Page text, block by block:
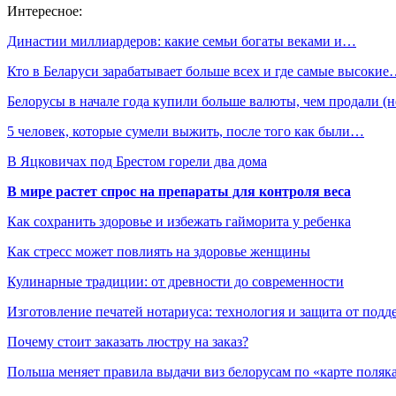
Интересное:
Династии миллиардеров: какие семьи богаты веками и…
Кто в Беларуси зарабатывает больше всех и где самые
Белорусы в начале года купили больше валюты, чем продали
5 человек, которые сумели выжить, после того как были…
В Яцковичах под Брестом горели два дома
В мире растет спрос на препараты для контроля веса
Как сохранить здоровье и избежать гайморита у ребенка
Как стресс может повлиять на здоровье женщины
Кулинарные традиции: от древности до современности
Изготовление печатей нотариуса: технология и защита от
Почему стоит заказать люстру на заказ?
Польша меняет правила выдачи виз белорусам по «карте